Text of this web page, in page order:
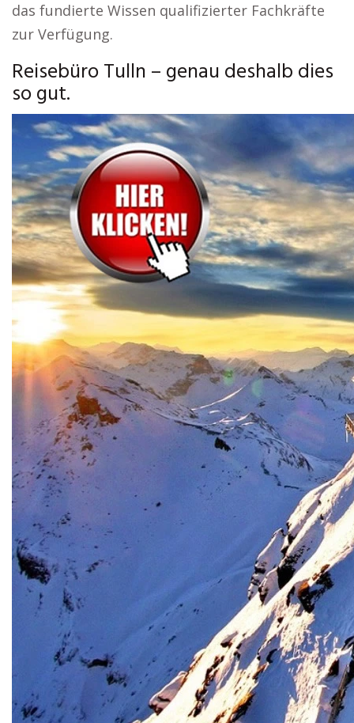
das fundierte Wissen qualifizierter Fachkräfte
zur Verfügung.
Reisebüro Tulln – genau deshalb dies
so gut.